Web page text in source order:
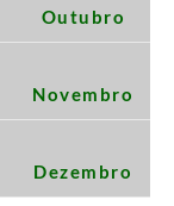
Outubro
Novembro
Dezembro